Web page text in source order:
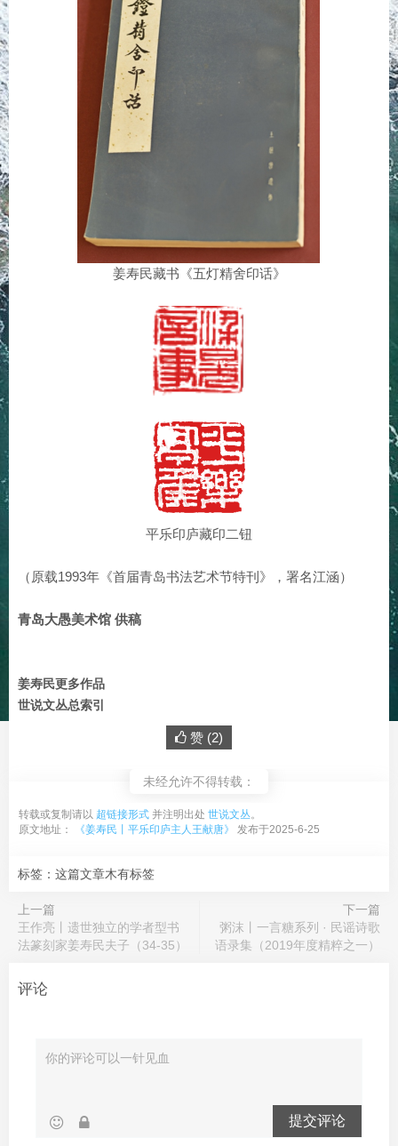
姜寿民藏书《五灯精舍印话》
平乐印庐藏印二钮
（原载1993年《首届青岛书法艺术节特刊》，署名江涵）
青岛大愚美术馆 供稿
姜寿民更多作品
世说文丛总索引
赞 (2)
未经允许不得转载：
转载或复制请以 超链接形式 并注明出处 世说文丛。
原文地址：
《姜寿民丨平乐印庐主人王献唐》 发布于2025-6-25
标签：这篇文章木有标签
上一篇
王作亮丨遗世独立的学者型书
法篆刻家姜寿民夫子（34-35）
下一篇
粥沫丨一言糖系列 · 民谣诗歌
语录集（2019年度精粹之一）
评论
提交评论